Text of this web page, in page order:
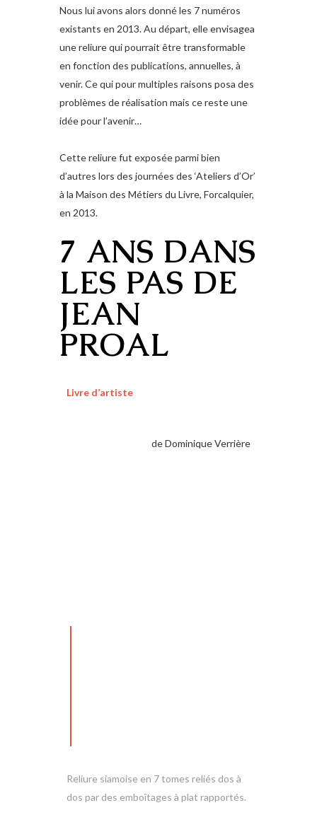
Nous lui avons alors donné les 7 numéros
existants en 2013. Au départ, elle envisagea
une reliure qui pourrait être transformable
en fonction des publications, annuelles, à
venir. Ce qui pour multiples raisons posa des
problèmes de réalisation mais ce reste une
idée pour l’avenir…
Cette reliure fut exposée parmi bien
d’autres lors des journées des ‘Ateliers d’Or’
à la Maison des Métiers du Livre, Forcalquier,
en 2013.
7 ANS DANS
LES PAS DE
JEAN
PROAL
Livre d’artiste
de Dominique Verrière
Reliure siamoise en 7 tomes reliés dos à
dos par des emboîtages à plat rapportés.